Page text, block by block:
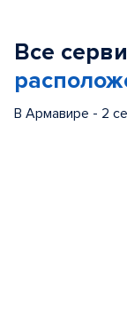
Все
В Армавире - 2